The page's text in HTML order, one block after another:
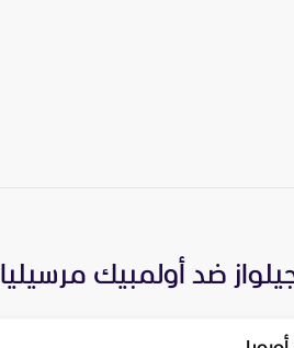
ضد أولمبيك مرسيليا